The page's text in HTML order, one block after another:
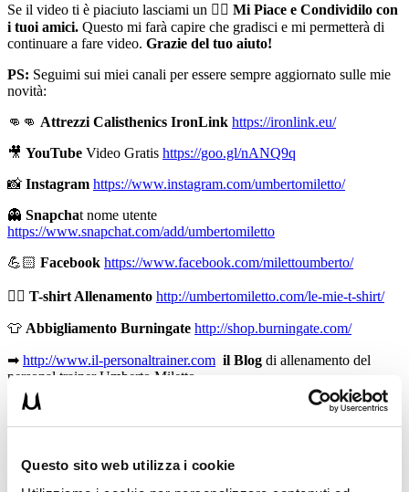
Questo sito web utilizza i cookie
Se il video ti è piaciuto lasciami un 👍🏻 Mi Piace e Condividilo con
i tuoi amici. Questo mi farà capire che gradisci e mi permetterà di
continuare a fare video. Grazie del tuo aiuto!
PS: Seguimi sui miei canali per essere sempre aggiornato sulle mie
novità:
👊👊 Attrezzi Calisthenics IronLink https://ironlink.eu/
🎥 YouTube Video Gratis https://goo.gl/nANQ9q
📸 Instagram https://www.instagram.com/umbertomiletto/
👻 Snapchat nome utente
https://www.snapchat.com/add/umbertomiletto
💪🏻 Facebook https://www.facebook.com/milettoumberto/
🏋🏻 T-shirt Allenamento http://umbertomiletto.com/le-mie-t-shirt/
👕 Abbigliamento Burningate http://shop.burningate.com/
➡ http://www.il-personaltrainer.com il Blog di allenamento del
personal trainer Umberto Miletto
Avvertenze:
le informazioni contenute in questi video non
intendono sostituirsi in nessun modo a parere medico o di altri
conseguenze risultanti dall’uso di tali informazioni e dalla loro messa
in pratica. L’allenamento con sovraccarichi, a corpo libero, con i